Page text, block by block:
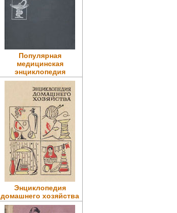
Популярная
медицинская
энциклопедия
Энциклопедия
домашнего хозяйства